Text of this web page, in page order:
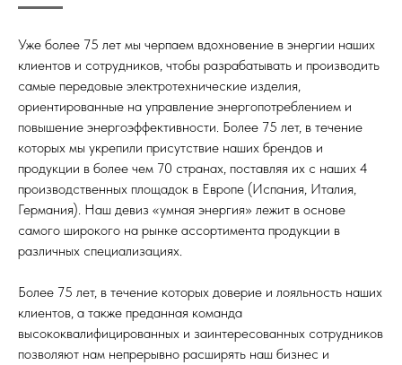
Уже более 75 лет мы черпаем вдохновение в энергии наших
клиентов и сотрудников, чтобы разрабатывать и производить
самые передовые электротехнические изделия,
ориентированные на управление энергопотреблением и
повышение энергоэффективности. Более 75 лет, в течение
которых мы укрепили присутствие наших брендов и
продукции в более чем 70 странах, поставляя их с наших 4
производственных площадок в Европе (Испания, Италия,
Германия). Наш девиз «умная энергия» лежит в основе
самого широкого на рынке ассортимента продукции в
различных специализациях.
Более 75 лет, в течение которых доверие и лояльность наших
клиентов, а также преданная команда
высококвалифицированных и заинтересованных сотрудников
позволяют нам непрерывно расширять наш бизнес и